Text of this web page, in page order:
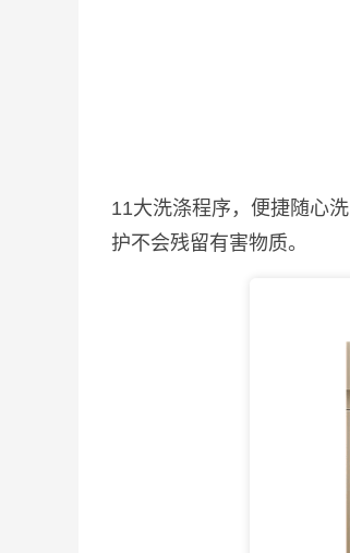
11大洗涤程序，便捷随心
护不会残留有害物质。